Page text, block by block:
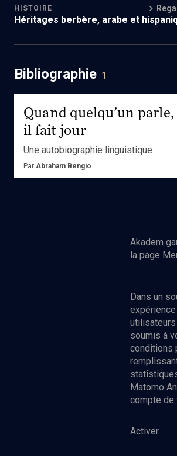
HISTOIRE
Héritages berbère, arabe et
Bibliographie 1
Quand quelqu'un parle,
il fait jour
Une autobiographie linguistique
Par Abraham Bengio
Akadem
la page
Dans un
soumis à
conditions
Matomo
compte de
Activer